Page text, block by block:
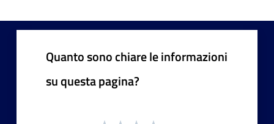
Quanto sono chiare le informazioni
su questa pagina?